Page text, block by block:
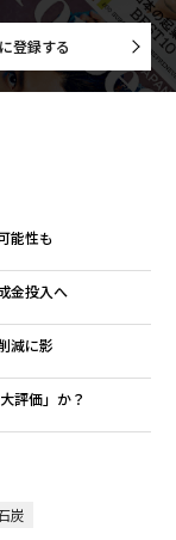
登録する
能性も
金投入へ
減に影
評価」か？
炭